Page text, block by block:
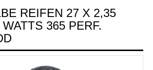
REIFEN 27 X 2,35
365 PERF.